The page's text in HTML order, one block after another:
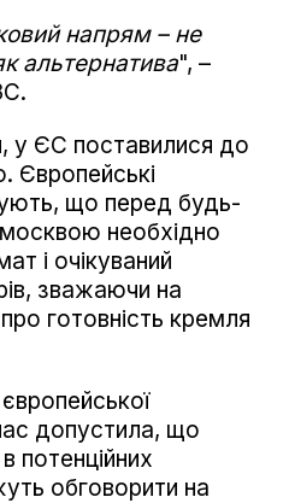
напрям – не
альтернатива", –
у ЄС поставилися до
Європейські
що перед будь-
необхідно
і очікуваний
зважаючи на
про готовність кремля
допустила, що
потенційних
обговорити на